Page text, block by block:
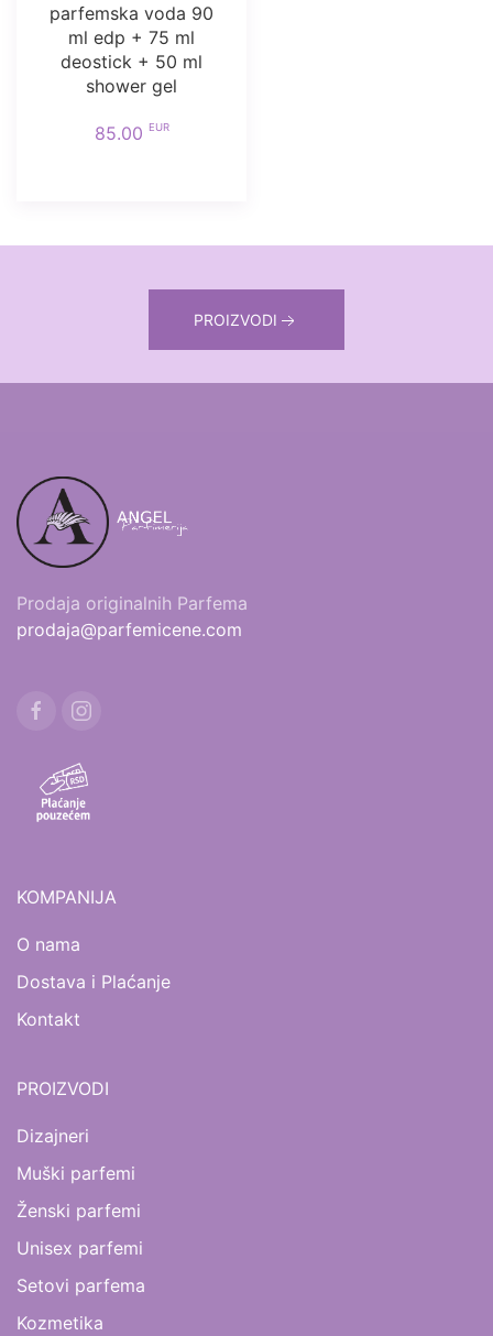
parfemska voda 90
ml edp + 75 ml
deostick + 50 ml
shower gel
85.00 EUR
PROIZVODI
Prodaja originalnih Parfema
prodaja@parfemicene.com
KOMPANIJA
O nama
Dostava i Plaćanje
Kontakt
PROIZVODI
Dizajneri
Muški parfemi
Ženski parfemi
Unisex parfemi
Setovi parfema
Kozmetika